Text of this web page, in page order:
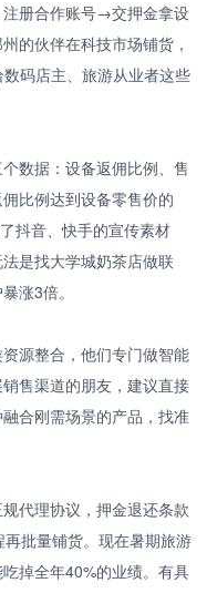
册合作账号→交押金拿设
的伙伴在科技市场铺货，
码店主、旅游从业者这些
数据：设备返佣比例、售
比例达到设备零售价的
抖音、快手的宣传素材
是找大学城奶茶店做联
涨3倍。
源整合，他们专门做智能
售渠道的朋友，建议直接
合刚需场景的产品，找准
代理协议，押金退还条款
批量铺货。现在暑期旅游
掉全年40%的业绩。有具